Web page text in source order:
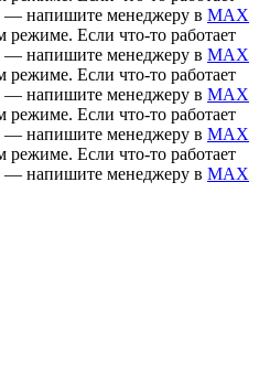
— напишите менеджеру в MAX
режиме. Если что-то работает
— напишите менеджеру в MAX
режиме. Если что-то работает
— напишите менеджеру в MAX
режиме. Если что-то работает
— напишите менеджеру в MAX
режиме. Если что-то работает
— напишите менеджеру в MAX